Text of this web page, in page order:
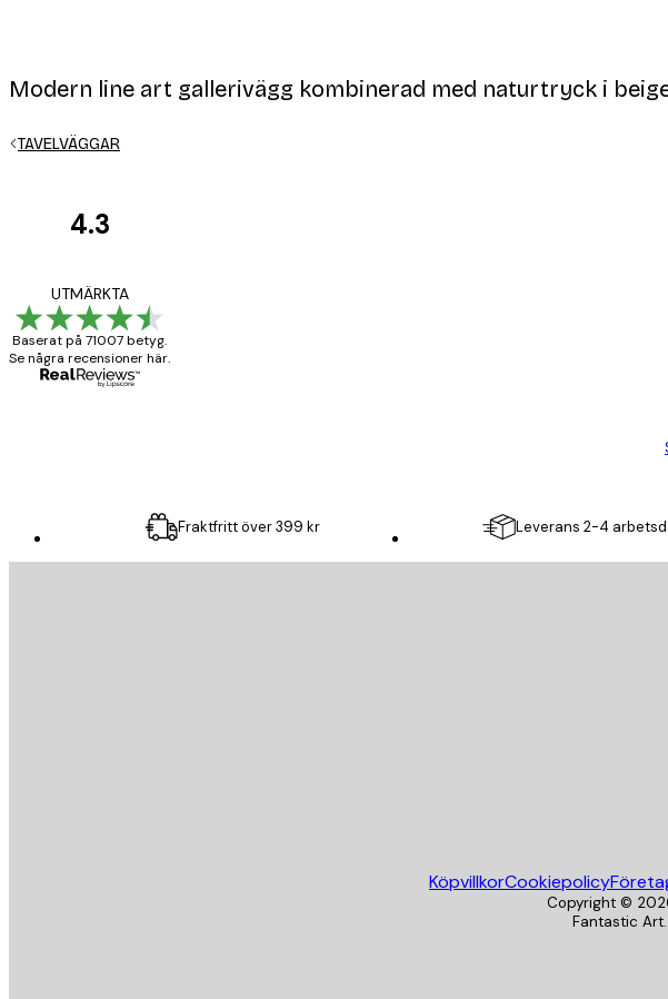
Modern line art gallerivägg kombinerad med naturtryck i
TAVELVÄGGAR
4.3
UTMÄRKTA
Baserat på 71007 betyg.
Se några recensioner här.
Fraktfritt över 399 kr Leverans 2-4
KöpvillkorCookiepolicy
Copyright ©
Fantastic